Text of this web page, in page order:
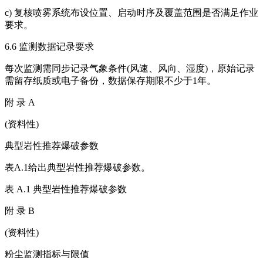
c) 复核喷雾系统布设位置、启动时序及覆盖范围是否满足作业
要求。
6.6 监测数据记录要求
每次监测需同步记录气象条件(风速、风向、湿度)，原始记录
需留存纸质或电子备份，数据保存期限不少于1年。
附 录 A
(资料性)
典型岩性推荐爆破参数
表A.1给出典型岩性推荐爆破参数。
表 A.1 典型岩性推荐爆破参数
附 录 B
(资料性)
粉尘监测指标与限值